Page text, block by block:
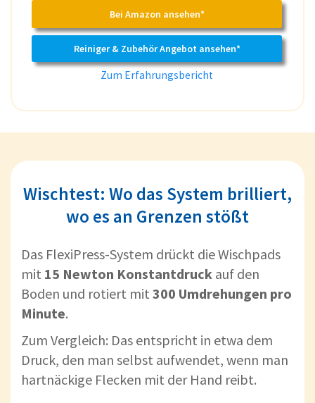
Bei Amazon ansehen*
Reiniger & Zubehör Angebot ansehen*
Zum Erfahrungsbericht
Wischtest: Wo das System brilliert,
wo es an Grenzen stößt
Das FlexiPress-System drückt die Wischpads
mit 15 Newton Konstantdruck auf den
Boden und rotiert mit 300 Umdrehungen pro
Minute.
Zum Vergleich: Das entspricht in etwa dem
Druck, den man selbst aufwendet, wenn man
hartnäckige Flecken mit der Hand reibt.